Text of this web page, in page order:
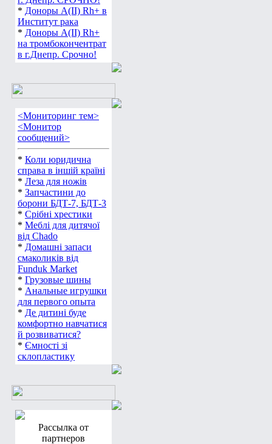
* Доноры А(ІІ) Rh+ в
Институт рака
* Доноры А(ІІ) Rh+
на тромбокончентрат
в г.Днепр. Срочно!
<Мониторинг тем>
<Монитор
сообщений>
* Коли юридична
справа в іншій країні
* Леза для ножів
* Запчастини до
борони БДТ-7, БДТ-3
* Срібні хрестики
* Меблі для дитячої
від Chado
* Домашні запаси
смаколиків від
Funduk Market
* Грузовые шины
* Анальные игрушки
для первого опыта
* Де дитині буде
комфортно навчатися
й розвиватися?
* Ємності зі
склопластику
Рассылка от
партнеров